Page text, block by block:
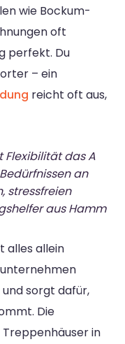
wie Bockum-
oft
perfekt. Du
– ein
reicht oft aus,
Flexibilität das A
an
stressfreien
aus Hamm
alles allein
sorgt dafür,
Die
in